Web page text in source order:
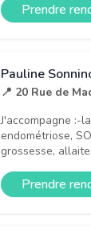
Prendre
Pauline
📍 20 Rue de
J'accompagne :-
endométriose,
grossesse,
Prendre